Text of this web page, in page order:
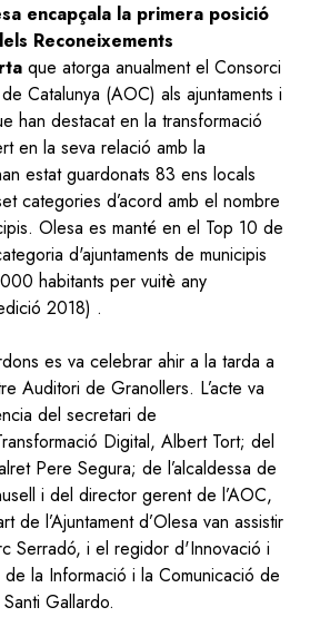
encapçala la primera posició
Reconeixements
que atorga anualment el Consorci
Catalunya (AOC) als ajuntaments i
han destacat en la transformació
en la seva relació amb la
estat guardonats 83 ens locals
categories d’acord amb el nombre
Olesa es manté en el Top 10 de
d'ajuntaments de municipis
habitants per vuitè any
2018) .
es va celebrar ahir a la tarda a
Auditori de Granollers. L’acte va
del secretari de
Digital, Albert Tort; del
Pere Segura; de l’alcaldessa de
i del director gerent de l’AOC,
de l’Ajuntament d’Olesa van assistir
Serradó, i el regidor d'Innovació i
la Informació i la Comunicació de
Gallardo.